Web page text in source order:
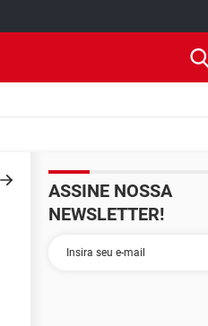
ASSINE NOSSA
NEWSLETTER!